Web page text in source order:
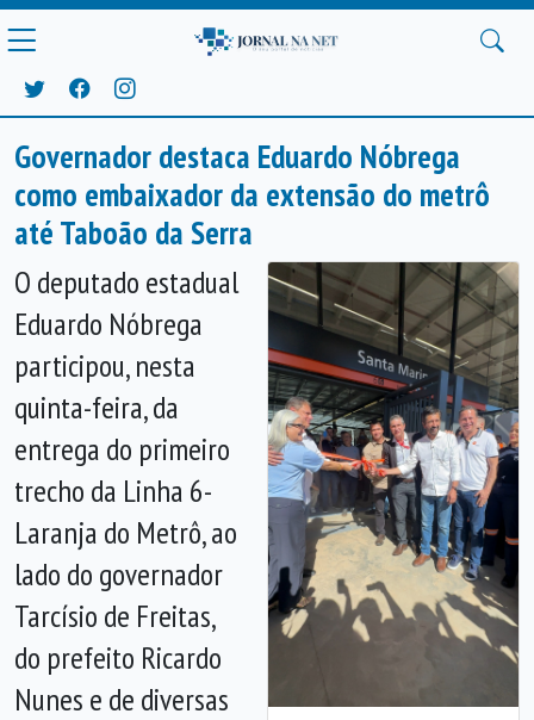
Governador destaca Eduardo Nóbrega
como embaixador da extensão do metrô
até Taboão da Serra
O deputado estadual
Eduardo Nóbrega
participou, nesta
quinta-feira, da
entrega do primeiro
trecho da Linha 6-
Laranja do Metrô, ao
lado do governador
Tarcísio de Freitas,
do prefeito Ricardo
Nunes e de diversas